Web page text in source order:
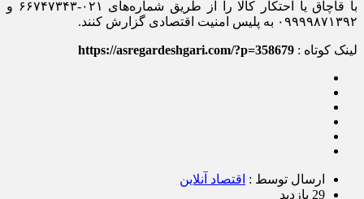
با قاچاق یا احتکار کالا را از طریق شماره‌های ۰۲۱-۶۶۷۴۷۳۴۳ و
۰۹۹۹۹۸۷۱۳۹۲ به پلیس امنیت اقتصادی گزارش کنند.
لینک کوتاه : https://asregardeshgari.com/?p=358679
ارسال توسط : اقتصاد آنلاین
29 بازدید